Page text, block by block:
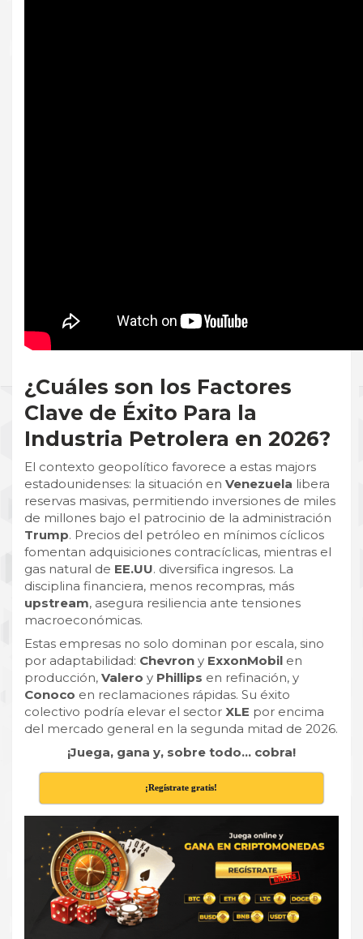
¿Cuáles son los Factores
Clave de Éxito Para la
Industria Petrolera en 2026?
El contexto geopolítico favorece a estas majors
estadounidenses: la situación en Venezuela libera
reservas masivas, permitiendo inversiones de miles
de millones bajo el patrocinio de la administración
Trump. Precios del petróleo en mínimos cíclicos
fomentan adquisiciones contracíclicas, mientras el
gas natural de EE.UU. diversifica ingresos. La
disciplina financiera, menos recompras, más
upstream, asegura resiliencia ante tensiones
macroeconómicas.
Estas empresas no solo dominan por escala, sino
por adaptabilidad: Chevron y ExxonMobil en
producción, Valero y Phillips en refinación, y
Conoco en reclamaciones rápidas. Su éxito
colectivo podría elevar el sector XLE por encima
del mercado general en la segunda mitad de 2026.
¡Juega, gana y, sobre todo… cobra!
¡Regístrate gratis!